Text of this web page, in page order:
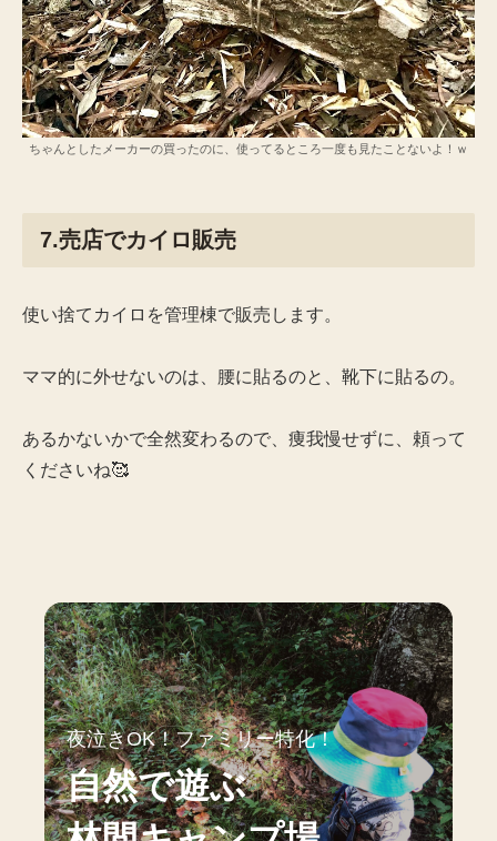
ちゃんとしたメーカーの買ったのに、使ってるところ一度も見たことないよ！ｗ
7.売店でカイロ販売
使い捨てカイロを管理棟で販売します。
ママ的に外せないのは、腰に貼るのと、靴下に貼るの。
あるかないかで全然変わるので、痩我慢せずに、頼って
くださいね🥰
夜泣きOK！ファミリー特化！
自然で遊ぶ